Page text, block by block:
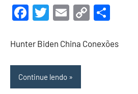
de
maio
2022
Facebook
Twitter
EmailCopy
Hunter Biden China Conexões
Continue lendo